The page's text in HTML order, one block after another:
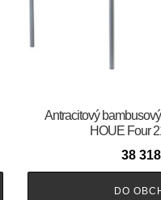
Antracitový
HOUE Four
38 318
DO